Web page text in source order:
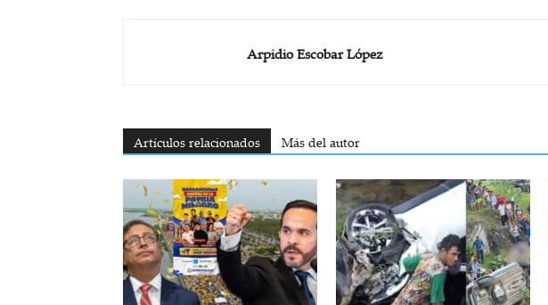
Arpidio Escobar López
Artículos relacionados Más del autor